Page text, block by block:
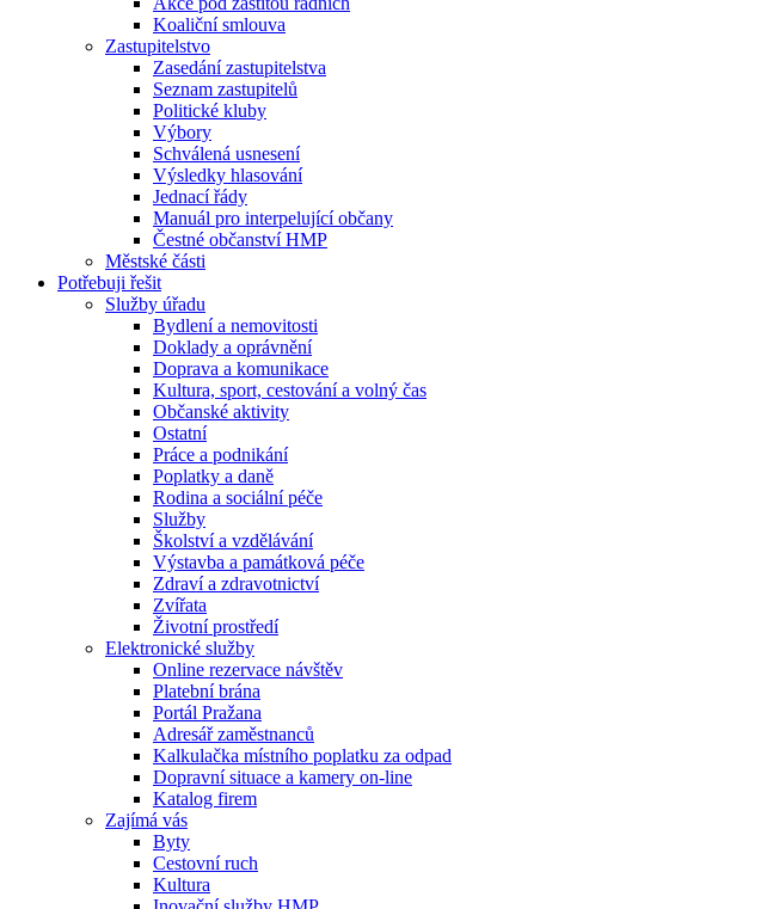
Koaliční smlouva
Zastupitelstvo
Zasedání zastupitelstva
Seznam zastupitelů
Politické kluby
Výbory
Schválená usnesení
Výsledky hlasování
Jednací řády
Manuál pro interpelující občany
Čestné občanství HMP
Městské části
Potřebuji řešit
Služby úřadu
Bydlení a nemovitosti
Doklady a oprávnění
Doprava a komunikace
Kultura, sport, cestování a volný čas
Občanské aktivity
Ostatní
Práce a podnikání
Poplatky a daně
Rodina a sociální péče
Služby
Školství a vzdělávání
Výstavba a památková péče
Zdraví a zdravotnictví
Zvířata
Životní prostředí
Elektronické služby
Online rezervace návštěv
Platební brána
Portál Pražana
Adresář zaměstnanců
Kalkulačka místního poplatku za odpad
Dopravní situace a kamery on-line
Katalog firem
Zajímá vás
Byty
Cestovní ruch
Kultura